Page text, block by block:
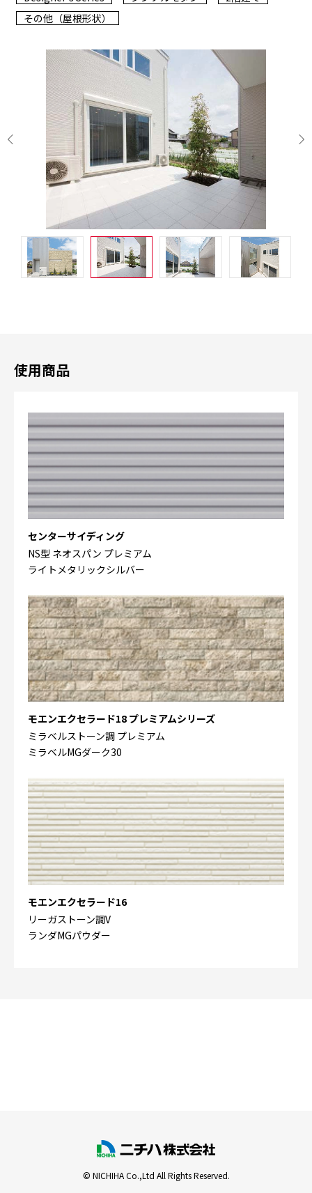
その他（屋根形状）
使用商品
センターサイディング
NS型 ネオスパン プレミアム
ライトメタリックシルバー
モエンエクセラード18 プレミアムシリーズ
ミラベルストーン調 プレミアム
ミラベルMGダーク30
モエンエクセラード16
リーガストーン調V
ランダMGパウダー
© NICHIHA Co.,Ltd All Rights Reserved.